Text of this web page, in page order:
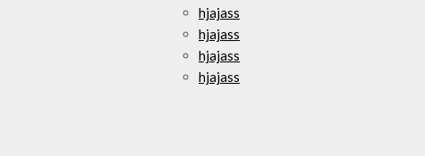
hjajass
hjajass
hjajass
hjajass